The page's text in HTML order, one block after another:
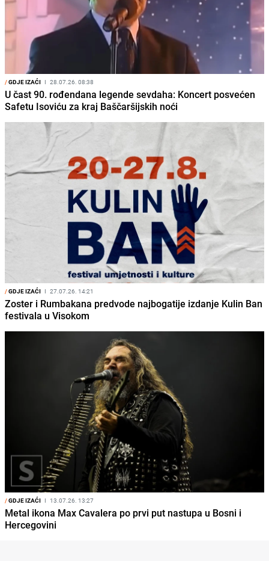
/GDJE IZAĆI I 28.07.26. 08:38
U čast 90. rođendana legende sevdaha: Koncert posvećen
Safetu Isoviću za kraj Baščaršijskih noći
/GDJE IZAĆI I 27.07.26. 14:21
Zoster i Rumbakana predvode najbogatije izdanje Kulin Ban
festivala u Visokom
/GDJE IZAĆI I 13.07.26. 13:27
Metal ikona Max Cavalera po prvi put nastupa u Bosni i
Hercegovini